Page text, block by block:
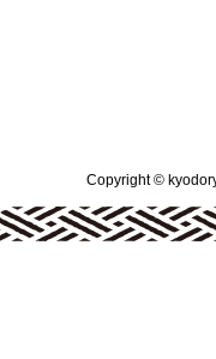
Copyright ©